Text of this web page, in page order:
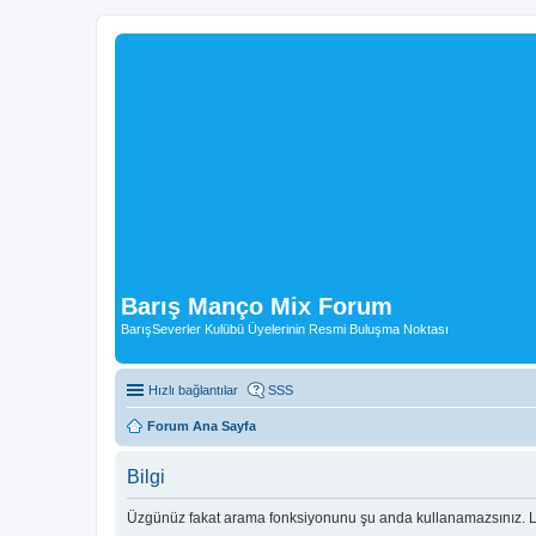
Barış Manço Mix Forum
BarışSeverler Kulübü Üyelerinin Resmi Buluşma Noktası
Hızlı bağlantılar SSS
Forum Ana Sayfa
Bilgi
Üzgünüz fakat arama fonksiyonunu şu anda kullanamazsınız.